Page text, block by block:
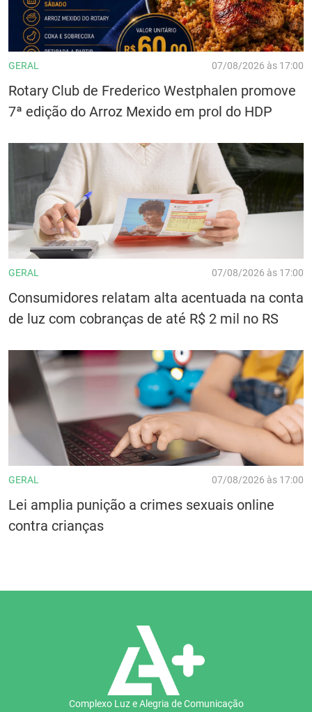
GERAL 07/08/2026 às 17:00
Rotary Club de Frederico Westphalen promove
7ª edição do Arroz Mexido em prol do HDP
GERAL 07/08/2026 às 17:00
Consumidores relatam alta acentuada na conta
de luz com cobranças de até R$ 2 mil no RS
GERAL 07/08/2026 às 17:00
Lei amplia punição a crimes sexuais online
contra crianças
Complexo Luz e Alegria de Comunicação